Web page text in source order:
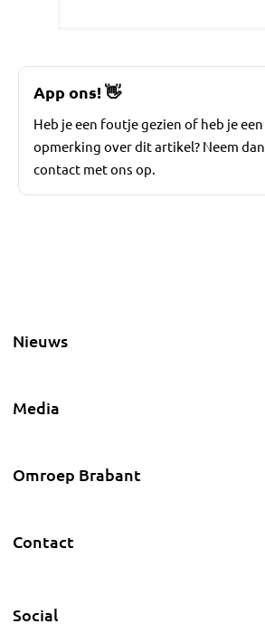
App ons!👋
Heb je een foutje gezien of heb je een
opmerking over dit artikel? Neem dan
contact met ons op.
Nieuws
Media
Omroep Brabant
Contact
Social